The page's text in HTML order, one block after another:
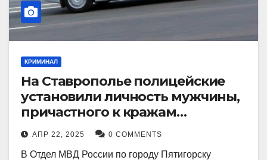
КРИМИНАЛ
На Ставрополье полицейские
установили личность мужчины,
причастного к кражам
имущества из квартир в
Пятигорске
АПР 22, 2025 0 COMMENTS
В Отдел МВД России по городу Пятигорску